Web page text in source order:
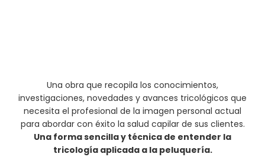
Una obra que recopila los conocimientos,
investigaciones, novedades y avances tricológicos que
necesita el profesional de la imagen personal actual
para abordar con éxito la salud capilar de sus clientes.
Una forma sencilla y técnica de entender la
tricología aplicada a la peluquería.